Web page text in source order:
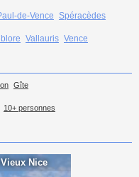
de-Vence Spéracèdes
Vallauris Vence
Gîte
10+ personnes
Nice